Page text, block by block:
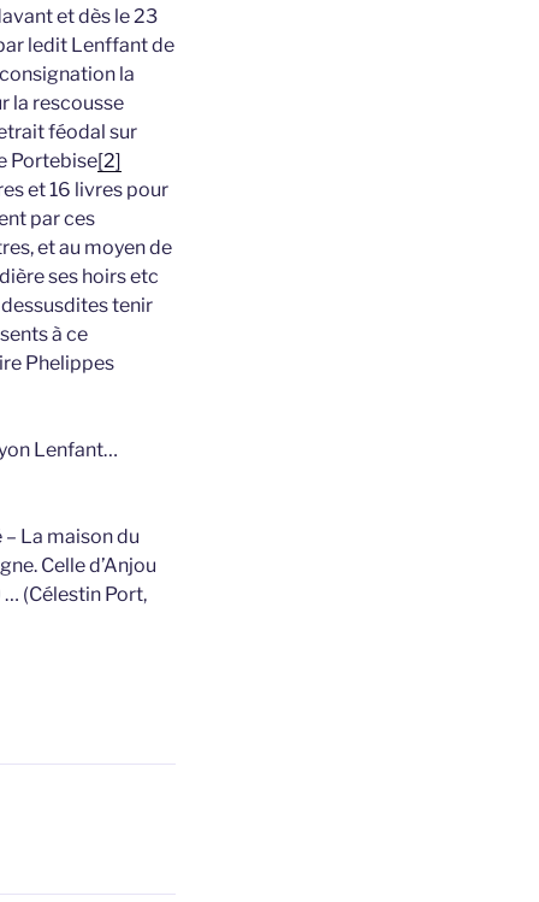
et dès le 23
ledit Lenffant de
la
la rescousse
féodal sur
Portebise[2]
et 16 livres pour
par ces
et au moyen de
ses hoirs etc
tenir
à ce
Phelippes
Lenfant…
La maison du
Celle d’Anjou
… (Célestin Port,